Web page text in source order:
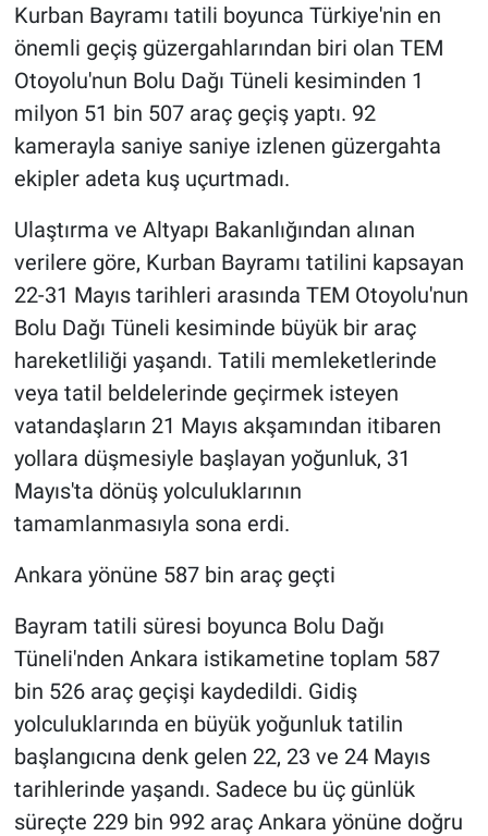
Kurban Bayramı tatili boyunca Türkiye'nin en
önemli geçiş güzergahlarından biri olan TEM
Otoyolu'nun Bolu Dağı Tüneli kesiminden 1
milyon 51 bin 507 araç geçiş yaptı. 92
kamerayla saniye saniye izlenen güzergahta
ekipler adeta kuş uçurtmadı.
Ulaştırma ve Altyapı Bakanlığından alınan
verilere göre, Kurban Bayramı tatilini kapsayan
22-31 Mayıs tarihleri arasında TEM Otoyolu'nun
Bolu Dağı Tüneli kesiminde büyük bir araç
hareketliliği yaşandı. Tatili memleketlerinde
veya tatil beldelerinde geçirmek isteyen
vatandaşların 21 Mayıs akşamından itibaren
yollara düşmesiyle başlayan yoğunluk, 31
Mayıs'ta dönüş yolculuklarının
tamamlanmasıyla sona erdi.
Ankara yönüne 587 bin araç geçti
Bayram tatili süresi boyunca Bolu Dağı
Tüneli'nden Ankara istikametine toplam 587
bin 526 araç geçişi kaydedildi. Gidiş
yolculuklarında en büyük yoğunluk tatilin
başlangıcına denk gelen 22, 23 ve 24 Mayıs
tarihlerinde yaşandı. Sadece bu üç günlük
süreçte 229 bin 992 araç Ankara yönüne doğru